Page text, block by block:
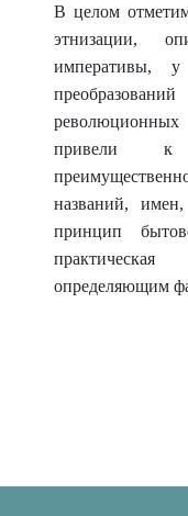
В целом
этнизации,
императивы,
привели к
названий,
принцип
практическая
определяющим